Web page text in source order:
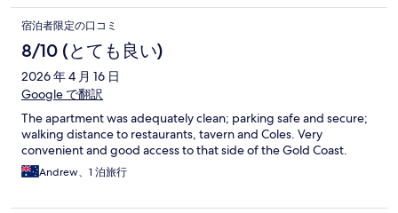
宿泊者限定の口コミ
8/10 (とても良い)
2026 年 4 月 16 日
Google で翻訳
The apartment was adequately clean; parking safe and secure;
walking distance to restaurants, tavern and Coles. Very
convenient and good access to that side of the Gold Coast.
Andrew、1 泊旅行